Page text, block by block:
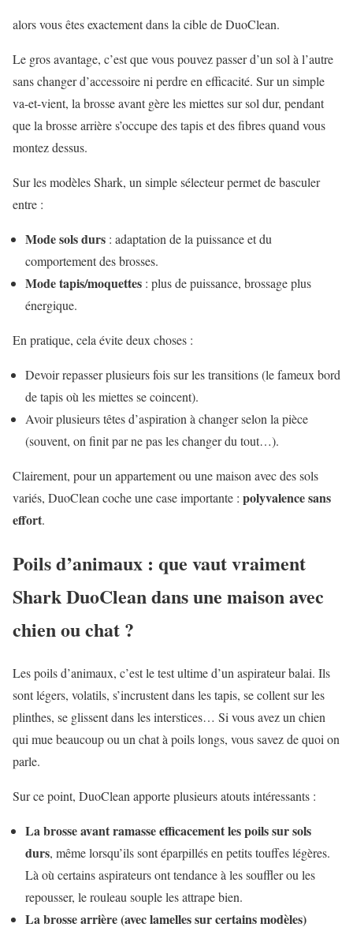
alors vous êtes exactement dans la cible de DuoClean.
Le gros avantage, c’est que vous pouvez passer d’un sol à l’autre
sans changer d’accessoire ni perdre en efficacité. Sur un simple
va-et-vient, la brosse avant gère les miettes sur sol dur, pendant
que la brosse arrière s’occupe des tapis et des fibres quand vous
montez dessus.
Sur les modèles Shark, un simple sélecteur permet de basculer
entre :
Mode sols durs : adaptation de la puissance et du
comportement des brosses.
Mode tapis/moquettes : plus de puissance, brossage plus
énergique.
En pratique, cela évite deux choses :
Devoir repasser plusieurs fois sur les transitions (le fameux bord
de tapis où les miettes se coincent).
Avoir plusieurs têtes d’aspiration à changer selon la pièce
(souvent, on finit par ne pas les changer du tout…).
Clairement, pour un appartement ou une maison avec des sols
variés, DuoClean coche une case importante : polyvalence sans
effort.
Poils d’animaux : que vaut vraiment
Shark DuoClean dans une maison avec
chien ou chat ?
Les poils d’animaux, c’est le test ultime d’un aspirateur balai. Ils
sont légers, volatils, s’incrustent dans les tapis, se collent sur les
plinthes, se glissent dans les interstices… Si vous avez un chien
qui mue beaucoup ou un chat à poils longs, vous savez de quoi on
parle.
Sur ce point, DuoClean apporte plusieurs atouts intéressants :
La brosse avant ramasse efficacement les poils sur sols
durs, même lorsqu’ils sont éparpillés en petits touffes légères.
Là où certains aspirateurs ont tendance à les souffler ou les
repousser, le rouleau souple les attrape bien.
La brosse arrière (avec lamelles sur certains modèles)